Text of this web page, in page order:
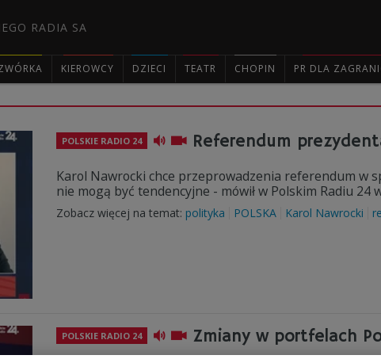
RADIA SA
KIEROWCY DZIECI TEATR CHOPIN PR DLA
POLSKIE RADIO 24 Referendum
Karol Nawrocki chce przeprowadzenia referendum w
nie mogą być tendencyjne - mówił w Polskim Radiu
Zobacz więcej na temat: polityka POLSKA Karol Nawrocki
POLSKIE RADIO 24 Zmiany w portfelach